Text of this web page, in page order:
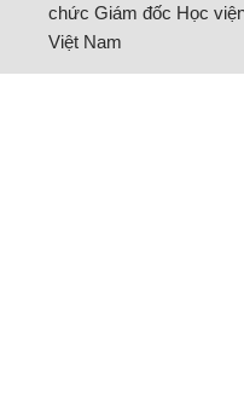
chức Giám đốc Học
Việt Nam